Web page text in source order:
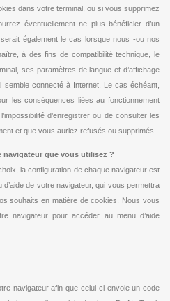
dans votre terminal, ou si vous supprimez
éventuellement ne plus bénéficier d’un
également le cas lorsque nous -ou nos
à des fins de compatibilité technique, le
ses paramètres de langue et d’affichage
connecté à Internet. Le cas échéant,
les conséquences liées au fonctionnement
d’enregistrer ou de consulter les
et que vous auriez refusés ou supprimés.
navigateur que vous utilisez ?
la configuration de chaque navigateur est
de votre navigateur, qui vous permettra
souhaits en matière de cookies. Nous vous
navigateur pour accéder au menu d’aide
navigateur afin que celui-ci envoie un code